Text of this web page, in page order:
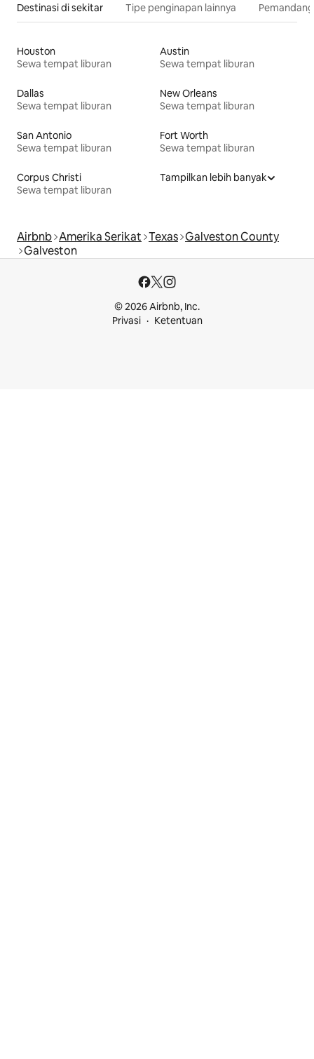
Destinasi di sekitar Tipe penginapan lainnya
Houston
Sewa tempat liburan
Austin
Sewa tempat liburan
Dallas
Sewa tempat liburan
New Orleans
Sewa tempat liburan
San Antonio
Sewa tempat liburan
Fort Worth
Sewa tempat liburan
Corpus Christi
Sewa tempat liburan
Tampilkan lebih banyak
Airbnb Amerika Serikat Texas Galveston County
Galveston
© 2026 Airbnb, Inc.
Privasi
Ketentuan